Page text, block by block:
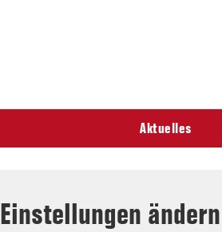
Aktuelles
Einstellungen ändern